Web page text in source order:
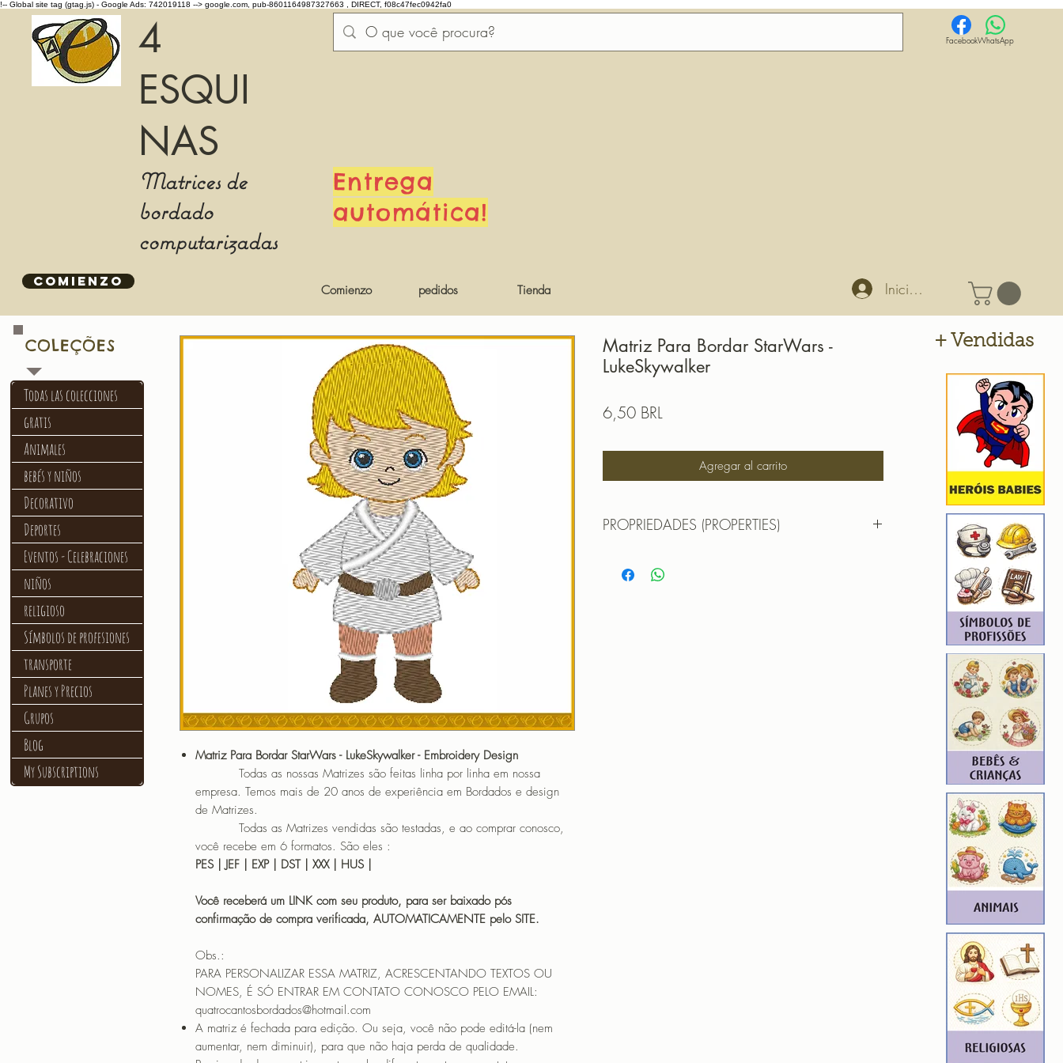
!-- Global site tag (gtag.js) - Google Ads: 742019118 --> google.com, pub-8601164987327663 , DIRECT, f08c47fec0942fa0
4
ESQUI
NAS
Matrices de
bordado
computarizadas
Entrega
automática!
FacebookWhatsApp
COMIENZO
Comienzo pedidos Tienda Iniciar sesión
Matriz Para Bordar StarWars - LukeSkywalker - Embroidery Design
Todas as nossas Matrizes são feitas linha por linha em nossa
empresa. Temos mais de 20 anos de experiência em Bordados e design
de Matrizes.
Todas as Matrizes vendidas são testadas, e ao comprar conosco,
você recebe em 6 formatos. São eles :
PES | JEF | EXP | DST | XXX | HUS |
Você receberá um LINK com seu produto, para ser baixado pós
confirmação de compra verificada, AUTOMATICAMENTE pelo SITE.
Obs.:
PARA PERSONALIZAR ESSA MATRIZ, ACRESCENTANDO TEXTOS OU
NOMES, É SÓ ENTRAR EM CONTATO CONOSCO PELO EMAIL:
quatrocantosbordados@hotmail.com
A matriz é fechada para edição. Ou seja, você não pode editá-la (nem
aumentar, nem diminuir), para que não haja perda de qualidade.
Matriz Para Bordar StarWars -
LukeSkywalker
6,50 BRL
Agregar al carrito
PROPRIEDADES (PROPERTIES)
PONTOS (STITCHES): 8273
Todas las colecciones
gratis
Animales
bebés y niños
Decorativo
Deportes
Eventos - Celebraciones
niños
religioso
Símbolos de profesiones
transporte
Planes y Precios
Grupos
Blog
My Subscriptions
COLEÇÕES + Vendidas